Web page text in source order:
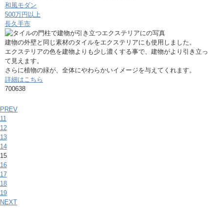
和風モダン
500万円以上
長久手市
建物の外壁と同じ素材のタイルをエクステリアにも使用しました。
エクステリアの色を建物よりも少し濃くする事で、建物がより引き立っ
て見えます。
さらに植物の緑が、全体にやわらかいイメージを与えてくれます。
詳細はこちら
700638
PREV
11
12
13
14
15
16
17
18
19
NEXT